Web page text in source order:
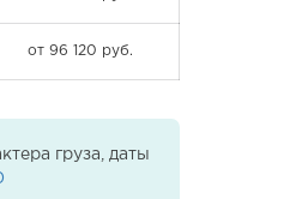
от 96 120 руб.
груза, даты